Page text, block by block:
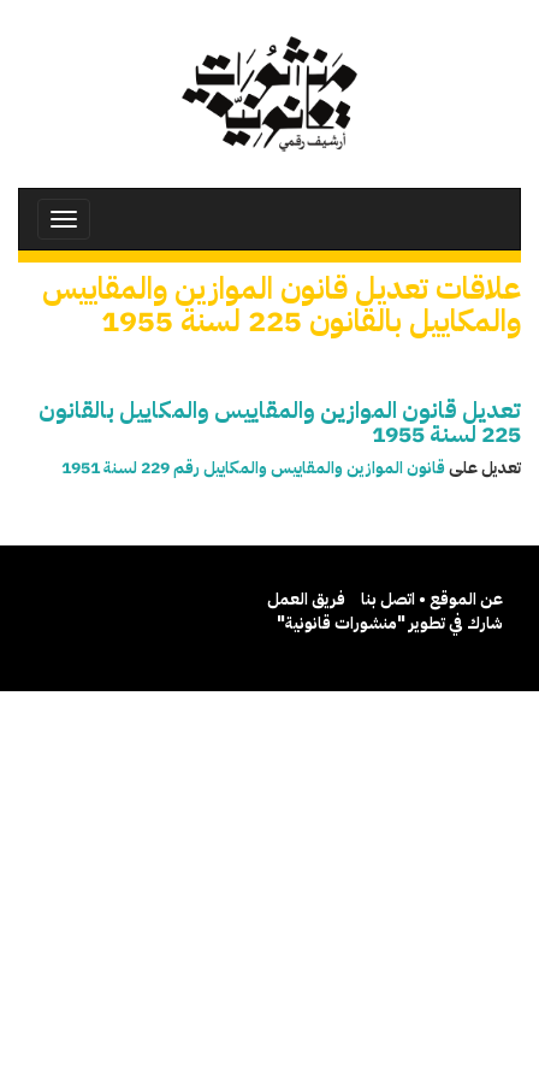
Toggle
علاقات تعديل قانون الموازين والمقاييس
والمكاييل بالقانون 225 لسنة 1955
تعديل قانون الموازين والمقاييس والمكاييل بالقانون
225 لسنة 1955
تعديل علىقانون الموازين والمقاييس والمكاييل رقم 229 لسنة 1951
عن الموقع • اتصل بنا
فريق العمل
شارك في تطوير "منشورات قانونية"